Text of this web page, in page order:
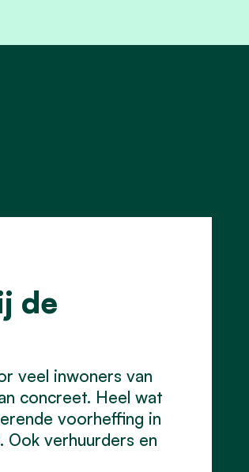
de
veel inwoners van
concreet. Heel wat
voorheffing in
verhuurders en